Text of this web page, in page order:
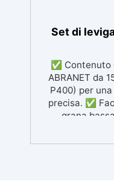
Set di
✅ Contenuto
ABRANET da
P400) per
precisa. ✅
grana
imperfezioni e